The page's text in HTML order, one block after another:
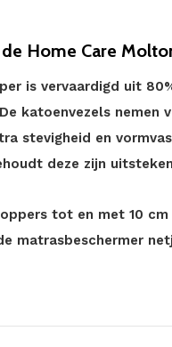
Home Care
is vervaardigd uit
katoenvezels nemen
stevigheid en
deze zijn
tot en met 10 cm
matrasbeschermer